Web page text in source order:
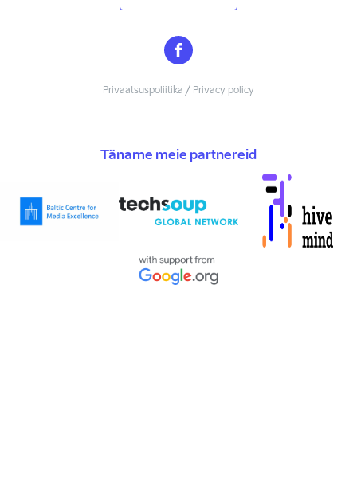
Privaatsuspoliitika / Privacy policy
Täname meie partnereid